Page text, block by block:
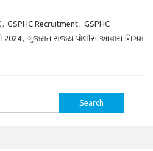
, GSPHC Recruitment, GSPHC
2024, ગુજરાત રાજ્ય પોલીસ આવાસ નિગમ